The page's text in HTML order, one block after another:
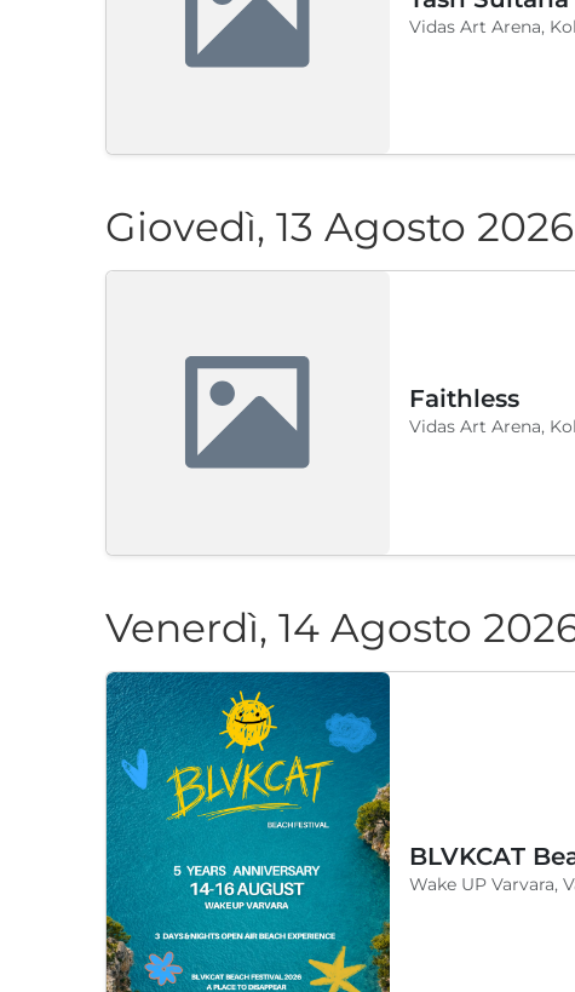
Vidas Art Arena,
Giovedì, 13 Agosto 2026
Faithless
Vidas Art Arena,
Venerdì, 14 Agosto
Wake UP Varvara,